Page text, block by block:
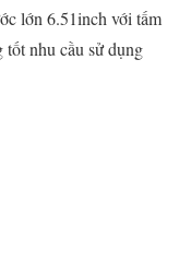
lớn 6.51inch với tấm
nhu cầu sử dụng